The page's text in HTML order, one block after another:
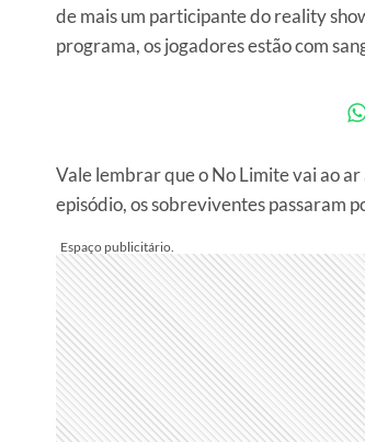
de mais um participante do reality
programa, os jogadores estão com
Vale lembrar que o No Limite vai ao ar
episódio, os sobreviventes passaram